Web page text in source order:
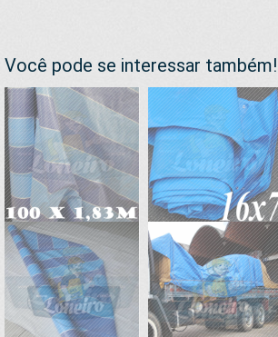
Você pode se interessar também!